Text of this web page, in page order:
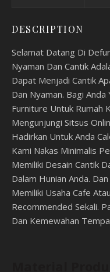
DESCRIPTION
Selamat Datang Di
Nyaman Dan Cantik
Dapat Menjadi Cantik
Dan Nyaman. Bagi
Furniture Untuk Rumah
Mengunjungi Sitsus
Hadirkan Untuk Anda
Kami Nakas Minimalis
Memiliki Desain Cantik
Dalam Hunian Anda.
Memiliki Usaha Cafe
Recommended Sekali.
Dan Kemewahan